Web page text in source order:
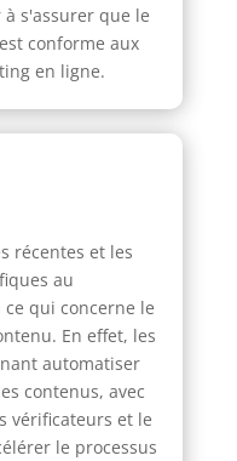
s'assurer que le
conforme aux
en ligne.
récentes et les
au
qui concerne le
En effet, les
automatiser
contenus, avec
vérificateurs et le
le processus